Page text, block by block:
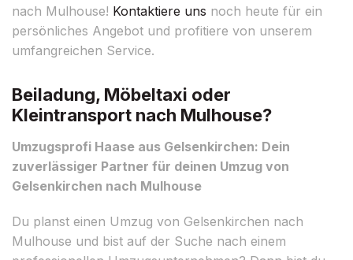
nach Mulhouse! Kontaktiere uns noch heute für ein
persönliches Angebot und profitiere von unserem
umfangreichen Service.
Beiladung, Möbeltaxi oder
Kleintransport nach Mulhouse?
Umzugsprofi Haase aus Gelsenkirchen: Dein
zuverlässiger Partner für deinen Umzug von
Gelsenkirchen nach Mulhouse
Du planst einen Umzug von Gelsenkirchen nach
Mulhouse und bist auf der Suche nach einem